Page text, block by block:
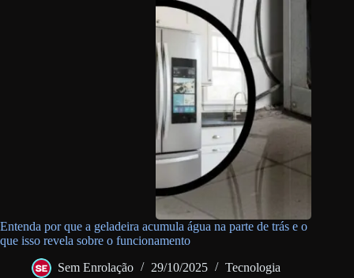
Entenda por que a geladeira acumula água na parte de trás e o
que isso revela sobre o funcionamento
Sem Enrolação 29/10/2025 Tecnologia